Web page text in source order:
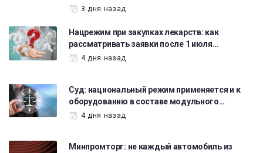
3 дня назад
Нацрежим при закупках лекарств: как
рассматривать заявки после 1 июля…
4 дня назад
Суд: национальный режим применяется и к
оборудованию в составе модульного…
4 дня назад
Минпромторг: не каждый автомобиль из